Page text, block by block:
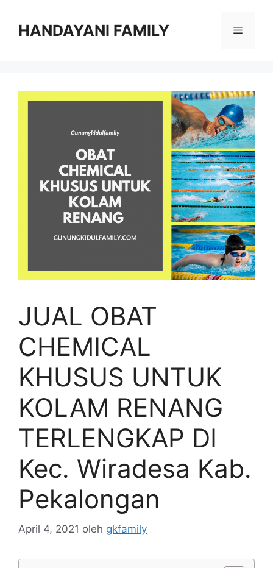
HANDAYANI FAMILY Menu
JUAL OBAT
CHEMICAL
KHUSUS UNTUK
KOLAM RENANG
TERLENGKAP DI
Kec. Wiradesa Kab.
Pekalongan
April 4, 2021 oleh gkfamily